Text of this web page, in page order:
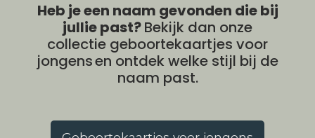
Heb je een naam gevonden die bij
jullie past?Bekijk dan onze
collectie geboortekaartjes voor
jongensen ontdek welke stijl bij de
naam past.